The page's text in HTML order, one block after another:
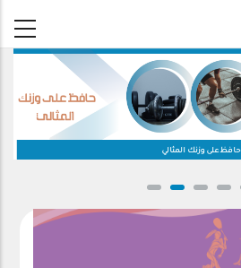
حافظ على وزنك المثالي